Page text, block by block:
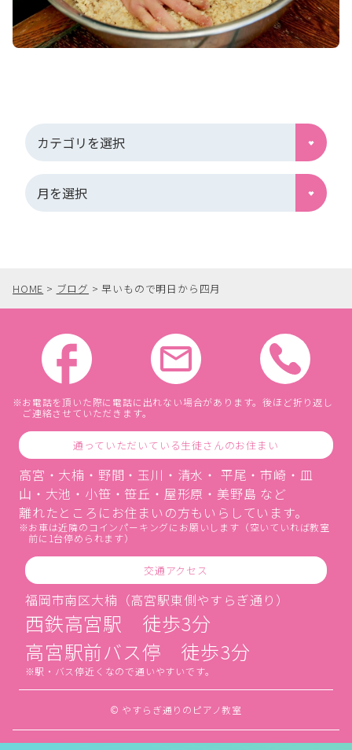
HOME > ブログ >早いもので明日から四月
お電話を頂いた際に電話に出れない場合があります。後ほど折り返し
ご連絡させていただきます。
通っていただいている生徒さんのお住まい
高宮・大楠・野間・玉川・清水・ 平尾・市崎・皿
山・大池・小笹・笹丘・屋形原・美野島 など
離れたところにお住まいの方もいらしています。
お車は近隣のコインパーキングにお願いします（空いていれば教室
前に1台停められます）
交通アクセス
福岡市南区大楠（高宮駅東側やすらぎ通り）
西鉄高宮駅 徒歩3分
高宮駅前バス停 徒歩3分
駅・バス停近くなので通いやすいです。
© やすらぎ通りのピアノ教室